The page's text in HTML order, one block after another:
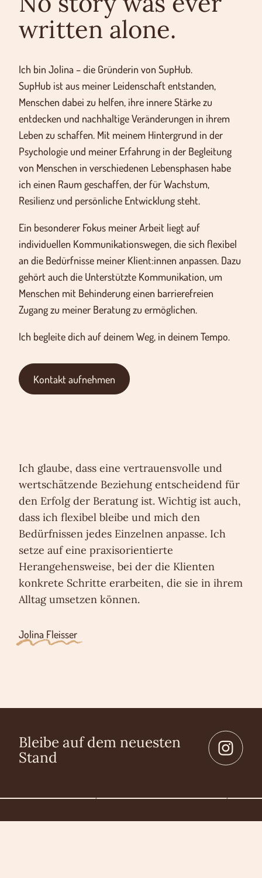
writtenalone.
Ich bin Jolina – die Gründerin von SupHub.
SupHub ist aus meiner Leidenschaft entstanden,
Menschen dabei zu helfen, ihre innere Stärke zu
entdecken und nachhaltige Veränderungen in ihrem
Leben zu schaffen. Mit meinem Hintergrund in der
Psychologie und meiner Erfahrung in der Begleitung
von Menschen in verschiedenen Lebensphasen habe
ich einen Raum geschaffen, der für Wachstum,
Resilienz und persönliche Entwicklung steht.
Ein besonderer Fokus meiner Arbeit liegt auf
individuellen Kommunikationswegen, die sich flexibel
an die Bedürfnisse meiner Klient:innen anpassen. Dazu
gehört auch die Unterstützte Kommunikation, um
Menschen mit Behinderung einen barrierefreien
Zugang zu meiner Beratung zu ermöglichen.
Ich begleite dich auf deinem Weg, in deinem Tempo.
Kontakt aufnehmen
Ich glaube, dass eine vertrauensvolle und
wertschätzende Beziehung entscheidend für
den Erfolg der Beratung ist. Wichtig ist auch,
dass ich flexibel bleibe und mich den
Bedürfnissen jedes Einzelnen anpasse. Ich
setze auf eine praxisorientierte
Herangehensweise, bei der die Klienten
konkrete Schritte erarbeiten, die sie in ihrem
Alltag umsetzen können.
Jolina Fleisser
Bleibe auf dem neuesten
Stand